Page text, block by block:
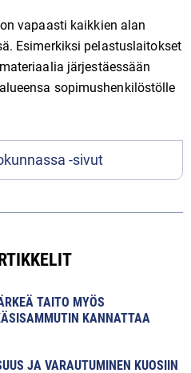
vapaasti kaikkien alan
Esimerkiksi pelastuslaitokset
järjestäessään
sopimushenkilöstölle
-sivut
TAITO MYÖS
KANNATTAA
JA VARAUTUMINEN KUOSIIN